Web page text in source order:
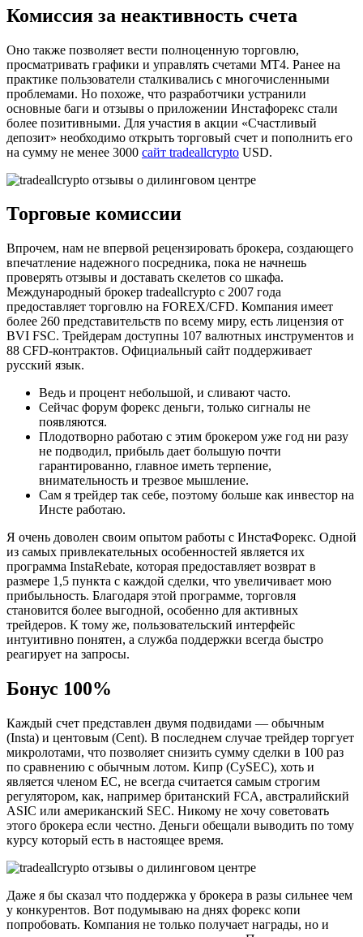
Комиссия за неактивность счета
Оно также позволяет вести полноценную торговлю,
просматривать графики и управлять счетами MT4. Ранее на
практике пользователи сталкивались с многочисленными
проблемами. Но похоже, что разработчики устранили
основные баги и отзывы о приложении Инстафорекс стали
более позитивными. Для участия в акции «Счастливый
депозит» необходимо открыть торговый счет и пополнить его
на сумму не менее 3000 сайт tradeallcrypto USD.
Торговые комиссии
Впрочем, нам не впервой рецензировать брокера, создающего
впечатление надежного посредника, пока не начнешь
проверять отзывы и доставать скелетов со шкафа.
Международный брокер tradeallcrypto с 2007 года
предоставляет торговлю на FOREX/CFD. Компания имеет
более 260 представительств по всему миру, есть лицензия от
BVI FSC. Трейдерам доступны 107 валютных инструментов и
88 CFD-контрактов. Официальный сайт поддерживает
русский язык.
Ведь и процент небольшой, и сливают часто.
Сейчас форум форекс деньги, только сигналы не
появляются.
Плодотворно работаю с этим брокером уже год ни разу
не подводил, прибыль дает большую почти
гарантированно, главное иметь терпение,
внимательность и трезвое мышление.
Сам я трейдер так себе, поэтому больше как инвестор на
Инсте работаю.
Я очень доволен своим опытом работы с ИнстаФорекс. Одной
из самых привлекательных особенностей является их
программа InstaRebate, которая предоставляет возврат в
размере 1,5 пункта с каждой сделки, что увеличивает мою
прибыльность. Благодаря этой программе, торговля
становится более выгодной, особенно для активных
трейдеров. К тому же, пользовательский интерфейс
интуитивно понятен, а служба поддержки всегда быстро
реагирует на запросы.
Бонус 100%
Каждый счет представлен двумя подвидами — обычным
(Insta) и центовым (Cent). В последнем случае трейдер торгует
микролотами, что позволяет снизить сумму сделки в 100 раз
по сравнению с обычным лотом. Кипр (CySEC), хоть и
является членом ЕС, не всегда считается самым строгим
регулятором, как, например британский FCA, австралийский
ASIC или американский SEC. Никому не хочу советовать
этого брокера если честно. Деньги обещали выводить по тому
курсу который есть в настоящее время.
Даже я бы сказал что поддержка у брокера в разы сильнее чем
у конкурентов. Вот подумываю на днях форекс копи
попробовать. Компания не только получает награды, но и